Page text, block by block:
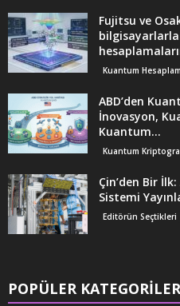
Fujitsu ve
Kuantum
ABD’den
İnovasyon,
Kuantum...
Kuantum
Çin’den Bir
Sistemi
Editörün Seçtikleri
POPÜLER KATEGORİLER